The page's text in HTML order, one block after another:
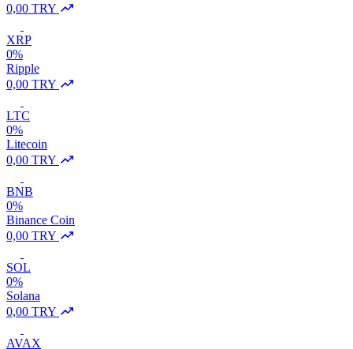
0,00 TRY
XRP
0%
Ripple
0,00 TRY
LTC
0%
Litecoin
0,00 TRY
BNB
0%
Binance Coin
0,00 TRY
SOL
0%
Solana
0,00 TRY
AVAX